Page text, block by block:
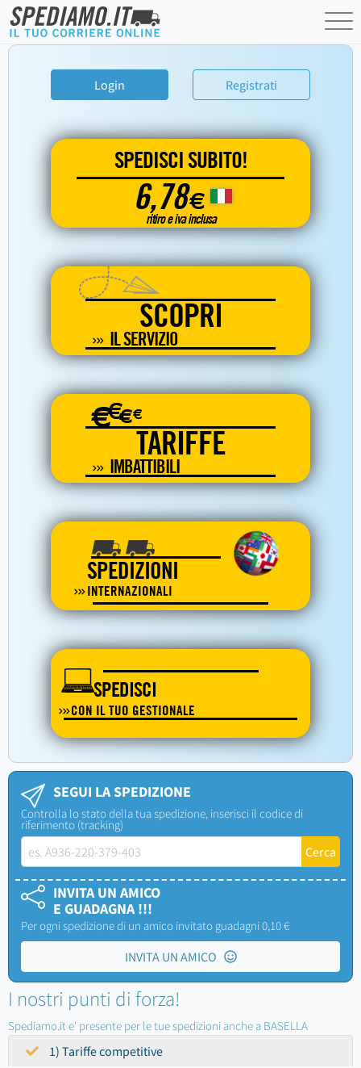
Login Registrati
SPEDISCI SUBITO!
6,78€
ritiro e iva inclusa
SCOPRI
IL SERVIZIO
€€€€
TARIFFE
IMBATTIBILI
SPEDIZIONI
INTERNAZIONALI
SPEDISCI
CON IL TUO GESTIONALE
SEGUI LA SPEDIZIONE
Controlla lo stato della tua spedizione, inserisci il codice di
riferimento (tracking)
INVITA UN AMICO
E GUADAGNA !!!
Per ogni spedizione di un amico invitato guadagni 0,10 €
INVITA UN AMICO
I nostri punti di forza!
Spediamo.it e' presente per le tue spedizioni anche a BASELLA
1) Tariffe competitive